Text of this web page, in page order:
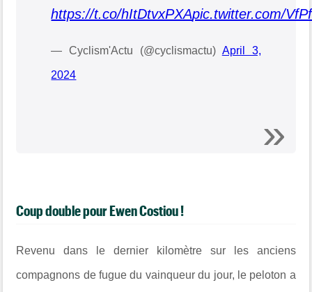
https://t.co/hItDtvxPXApic.twitter.com/
— Cyclism'Actu (@cyclismactu) April 3,
2024
Coup double pour Ewen Costiou !
Revenu dans le dernier kilomètre sur les anciens
compagnons de fugue du vainqueur du jour, le peloton a